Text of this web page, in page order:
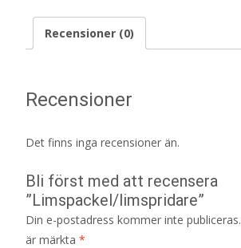
Recensioner (0)
Recensioner
Det finns inga recensioner än.
Bli först med att recensera
”Limspackel/limspridare”
Din e-postadress kommer inte publiceras.
är märkta *